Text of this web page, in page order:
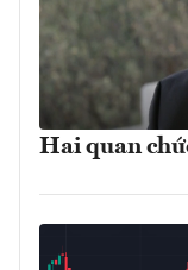
Hai quan